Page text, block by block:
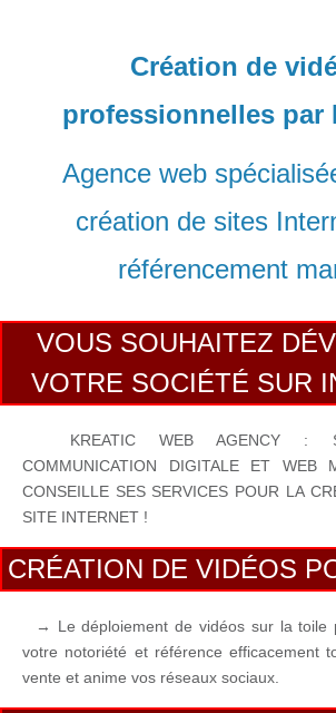
Création de
professionnelles par
Agence web
création de sites
référencement
VOUS SOUHAITEZ
VOTRE SOCIÉTÉ SUR
KREATIC WEB AGENCY :
COMMUNICATION DIGITALE ET WEB
CONSEILLE SES SERVICES POUR LA
SITE INTERNET !
CRÉATION DE VIDÉOS
→ Le déploiement de vidéos sur la toile
votre notoriété et référence efficacement
vente et anime vos réseaux sociaux.